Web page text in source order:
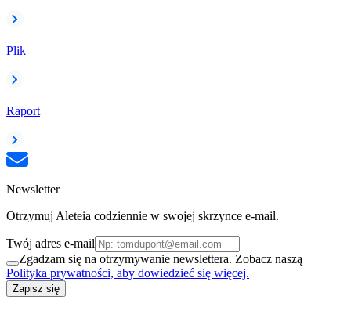
Plik
Raport
Newsletter
Otrzymuj Aleteia codziennie w swojej skrzynce e-mail.
Twój adres e-mail
Zgadzam się na otrzymywanie newslettera. Zobacz naszą
Polityka prywatności, aby dowiedzieć się więcej.
Zapisz się